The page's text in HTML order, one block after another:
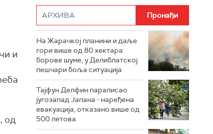
и
од
На Жарачкој планини и даље
гори више од 80 хектара
борове шуме, у Делиблатској
пешчари боља ситуација
Тајфун Делфин паралисао
југозапад Јапана - наређена
евакуација, отказано више од
500 летова